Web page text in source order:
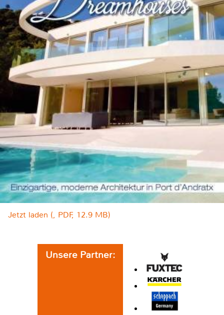
Jetzt laden (, PDF, 12.9 MB)
Unsere Partner: